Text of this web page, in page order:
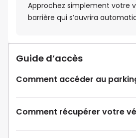
Approchez simplement votre
barrière qui s’ouvrira
Guide d’accès
Comment accéder au
Comment récupérer votre